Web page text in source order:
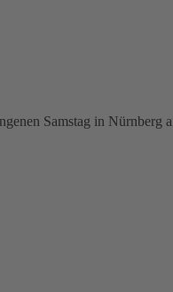
Samstag in